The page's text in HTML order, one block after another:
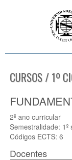
CURSOS / 1º
2º ano curricular
Semestralidade: 1º
Códigos ECTS: 6
Docentes